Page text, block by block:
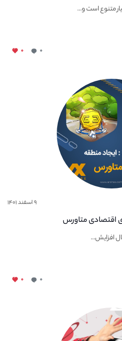
متنوع است و...
۰ ۰
۹ اسفند ۱۴۰۱
ی اقتصادی متاورس
افزایش...
۰ ۰